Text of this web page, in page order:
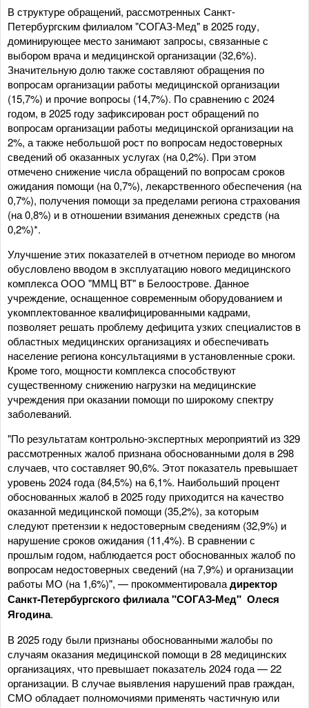
В структуре обращений, рассмотренных Санкт-
Петербургским филиалом "СОГАЗ-Мед" в 2025 году,
доминирующее место занимают запросы, связанные с
выбором врача и медицинской организации (32,6%).
Значительную долю также составляют обращения по
вопросам организации работы медицинской организации
(15,7%) и прочие вопросы (14,7%). По сравнению с 2024
годом, в 2025 году зафиксирован рост обращений по
вопросам организации работы медицинской организации на
2%, а также небольшой рост по вопросам недостоверных
сведений об оказанных услугах (на 0,2%). При этом
отмечено снижение числа обращений по вопросам сроков
ожидания помощи (на 0,7%), лекарственного обеспечения (на
0,7%), получения помощи за пределами региона страхования
(на 0,8%) и в отношении взимания денежных средств (на
0,2%)*.
Улучшение этих показателей в отчетном периоде во многом
обусловлено вводом в эксплуатацию нового медицинского
комплекса ООО "ММЦ ВТ" в Белоострове. Данное
учреждение, оснащенное современным оборудованием и
укомплектованное квалифицированными кадрами,
позволяет решать проблему дефицита узких специалистов в
областных медицинских организациях и обеспечивать
население региона консультациями в установленные сроки.
Кроме того, мощности комплекса способствуют
существенному снижению нагрузки на медицинские
учреждения при оказании помощи по широкому спектру
заболеваний.
"По результатам контрольно-экспертных мероприятий из 329
рассмотренных жалоб признана обоснованными доля в 298
случаев, что составляет 90,6%. Этот показатель превышает
уровень 2024 года (84,5%) на 6,1%. Наибольший процент
обоснованных жалоб в 2025 году приходится на качество
оказанной медицинской помощи (35,2%), за которым
следуют претензии к недостоверным сведениям (32,9%) и
нарушение сроков ожидания (11,4%). В сравнении с
прошлым годом, наблюдается рост обоснованных жалоб по
вопросам недостоверных сведений (на 7,9%) и организации
работы МО (на 1,6%)", — прокомментироваладиректор
Санкт-Петербургского филиала "СОГАЗ-Мед" Олеся
Ягодина.
В 2025 году были признаны обоснованными жалобы по
случаям оказания медицинской помощи в 28 медицинских
организациях, что превышает показатель 2024 года — 22
организации. В случае выявления нарушений прав граждан,
СМО обладает полномочиями применять частичную или